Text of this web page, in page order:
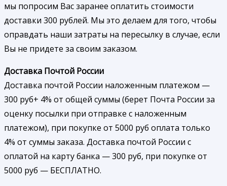
мы попросим Вас заранее оплатить стоимости
доставки 300 рублей. Мы это делаем для того, чтобы
оправдать наши затраты на пересылку в случае, если
Вы не придете за своим заказом.
Доставка Почтой России
Доставка почтой России наложенным платежом —
300 руб+ 4% от общей суммы (берет Почта России за
оценку посылки при отправке с наложенным
платежом), при покупке от 5000 руб оплата только
4% от суммы заказа. Доставка почтой России с
оплатой на карту банка — 300 руб, при покупке от
5000 руб — БЕСПЛАТНО.